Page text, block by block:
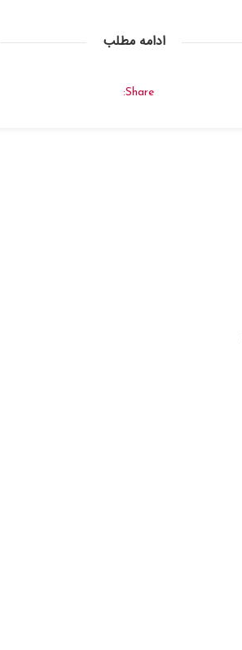
ادامه مطلب
Share: